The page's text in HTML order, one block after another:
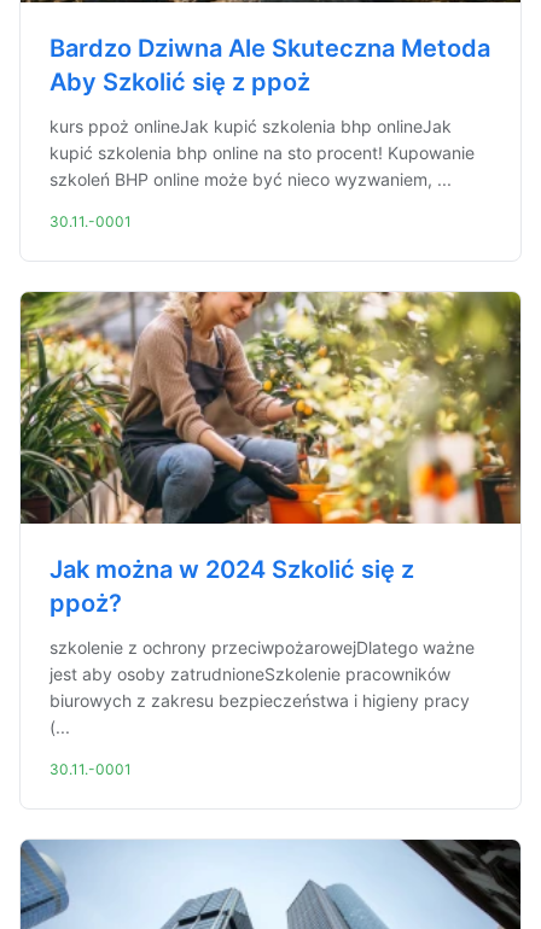
Bardzo Dziwna Ale Skuteczna Metoda
Aby Szkolić się z ppoż
kurs ppoż onlineJak kupić szkolenia bhp onlineJak
kupić szkolenia bhp online na sto procent! Kupowanie
szkoleń BHP online może być nieco wyzwaniem, ...
30.11.-0001
Jak można w 2024 Szkolić się z
ppoż?
szkolenie z ochrony przeciwpożarowejDlatego ważne
jest aby osoby zatrudnioneSzkolenie pracowników
biurowych z zakresu bezpieczeństwa i higieny pracy
(...
30.11.-0001